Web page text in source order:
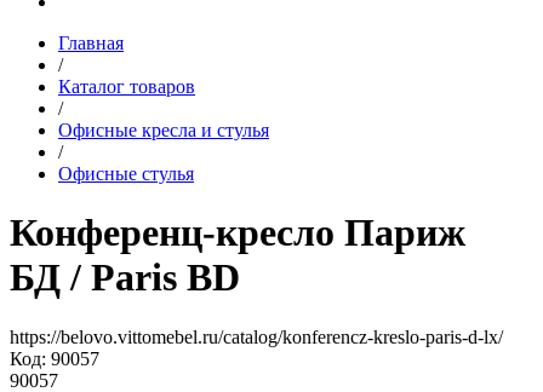
Главная
/
Каталог товаров
/
Офисные кресла и стулья
/
Офисные стулья
Конференц-кресло Париж
БД / Paris BD
https://belovo.vittomebel.ru/catalog/konferencz-kreslo-paris-d-lx/
Код: 90057
90057